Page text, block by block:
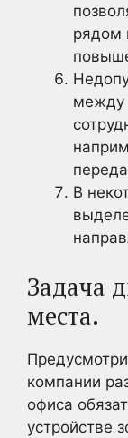
рядом
между
В
Задача
места.
компании
офиса
устройстве